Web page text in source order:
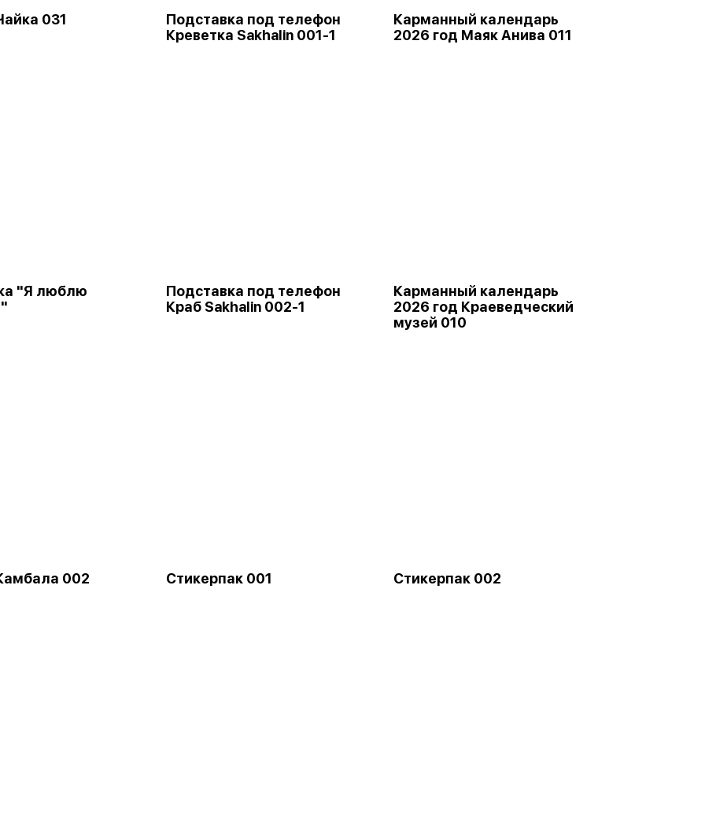
031
Подставка под телефон
Креветка Sakhalin 001-1
Карманный календарь
2026 год Маяк Анива 011
"Я люблю
Подставка под телефон
Краб Sakhalin 002-1
Карманный календарь
2026 год Краеведческий
музей 010
002 Стикерпак 001 Стикерпак 002